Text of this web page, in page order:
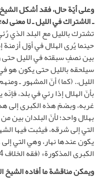
وعلى أيّة حال، فقد أشكل الشيخ
ـ الاشتراك في الليل ـ لا معنى
تشترك بالليل مع البلد الذي
حينما يُرى الهلال في أوّل أزمنة
بين نصفٍ سبقته في الليل
سيلحقه بالليل حتى يكون هو
الليل.. (كما) أنّ المشهور ـ
بأنّ الهلال إذا رئي في بلد،
غربه، وبضمّ هذه الكبرى إلى
بهلال واحد؛ لأنّ البلدان بين
التي إلى شرقه، فيثبت فيها
يكون عندها نهار، وهي التي
الكبرى المذكورة» (فقه الخلاف 4: 332، 333).
ويمكن مناقشة ما أفاده الشيخ